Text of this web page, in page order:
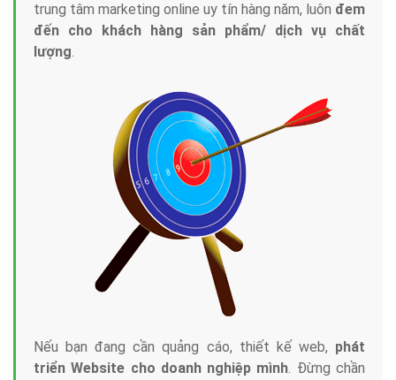
trung tâm marketing online uy tín hàng năm, luôn đem
đến cho khách hàng sản phẩm/ dịch vụ chất
lượng.
Nếu bạn đang cần quảng cáo, thiết kế web, phát
triển Website cho doanh nghiệp mình. Đừng chần